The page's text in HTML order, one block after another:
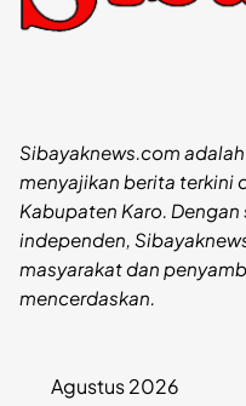
Sibayaknews.com
menyajikan berita terkini
Kabupaten Karo.
independen,
masyarakat dan
mencerdaskan.
Agustus 2026